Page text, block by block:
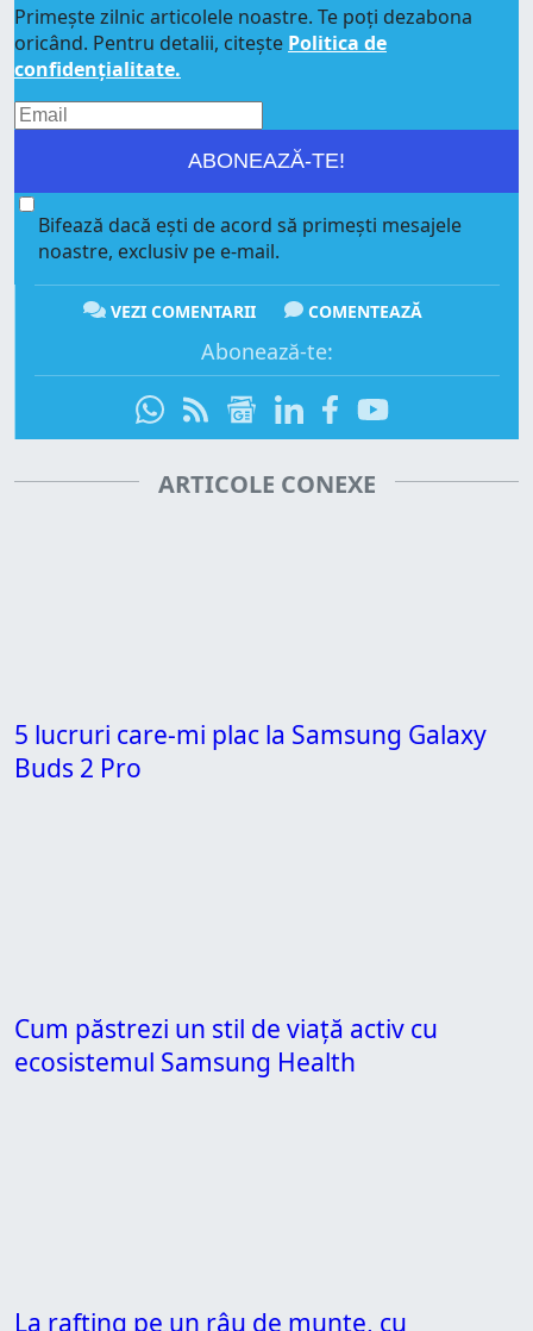
Primește zilnic articolele noastre. Te poți dezabona
oricând. Pentru detalii, citește Politica de
confidențialitate.
ABONEAZĂ-TE!
Bifează dacă ești de acord să primești mesajele
noastre, exclusiv pe e-mail.
VEZI COMENTARII COMENTEAZĂ
Abonează-te:
ARTICOLE CONEXE
5 lucruri care-mi plac la Samsung Galaxy
Buds 2 Pro
Cum păstrezi un stil de viață activ cu
ecosistemul Samsung Health
La rafting pe un râu de munte, cu